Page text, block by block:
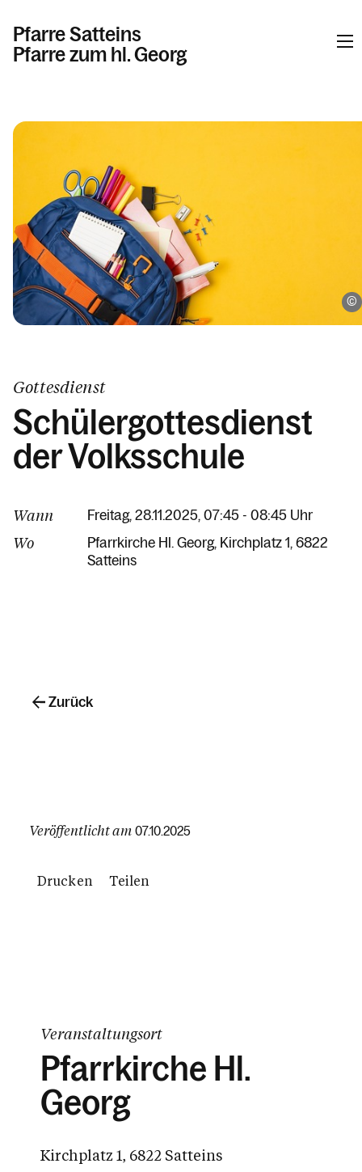
Pfarre Satteins
Pfarre zum hl. Georg
Kalender
Personen
Kontakt
Gottesdienst
Schülergottesdienst
der Volksschule
Wann Freitag, 28.11.2025, 07:45 - 08:45 Uhr
Wo Pfarrkirche Hl. Georg Kirchplatz 1 6822
Satteins
Veröffentlicht am 07.10.2025
Drucken Teilen
Zurück
Veranstaltungsort
Pfarrkirche Hl.
Georg
Kirchplatz 1, 6822 Satteins